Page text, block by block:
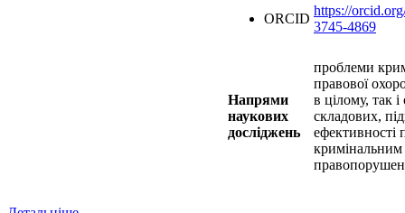
ORCID
https://
3745-4869
Напрями
наукових
досліджень
проблеми
правової
в цілому, так
складових,
ефективності
кримінальним